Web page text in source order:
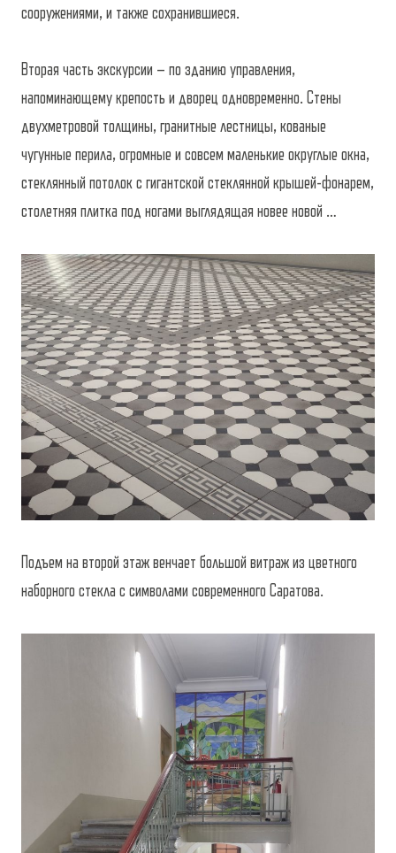
сооружениями, и также сохранившиеся.
Вторая часть экскурсии – по зданию управления,
напоминающему крепость и дворец одновременно. Стены
двухметровой толщины, гранитные лестницы, кованые
чугунные перила, огромные и совсем маленькие округлые окна,
стеклянный потолок с гигантской стеклянной крышей-фонарем,
столетняя плитка под ногами выглядящая новее новой …
Подъем на второй этаж венчает большой витраж из цветного
наборного стекла с символами современного Саратова.